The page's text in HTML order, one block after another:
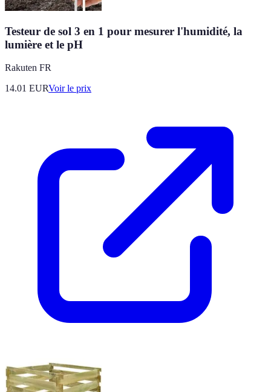
Testeur de sol 3 en 1 pour mesurer l'humidité, la
lumière et le pH
Rakuten FR
14.01 EURVoir le prix